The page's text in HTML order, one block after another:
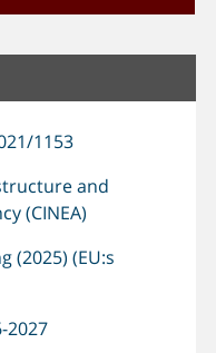
1153
and
(CINEA)
(2025) (EU:s
2027